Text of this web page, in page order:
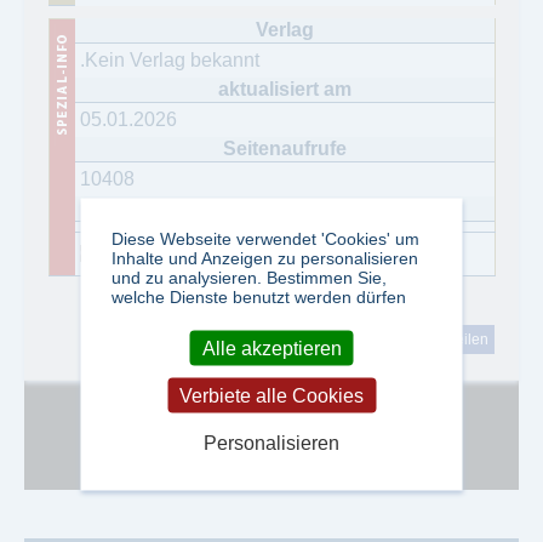
.Kein Verlag bekannt
05.01.2026
10408
Google Adsense ist deaktiviert. Erlauben
tweet teilen
Google Adsense ist deaktiviert.
Diese Webseite verwendet 'Cookies' um
Inhalte und Anzeigen zu personalisieren
und zu analysieren. Bestimmen Sie,
welche Dienste benutzt werden dürfen
Alle akzeptieren
Verbiete alle Cookies
Personalisieren